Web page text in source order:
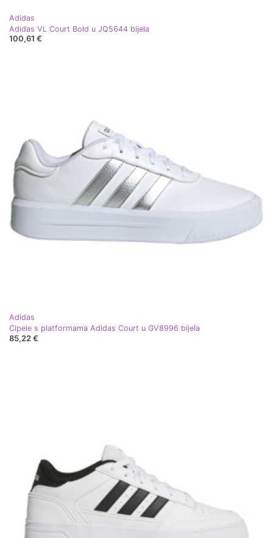
Adidas
Adidas VL Court Bold u JQ5644 bijela
100,61 €
Adidas
Cipele s platformama Adidas Court u GV8996 bijela
85,22 €